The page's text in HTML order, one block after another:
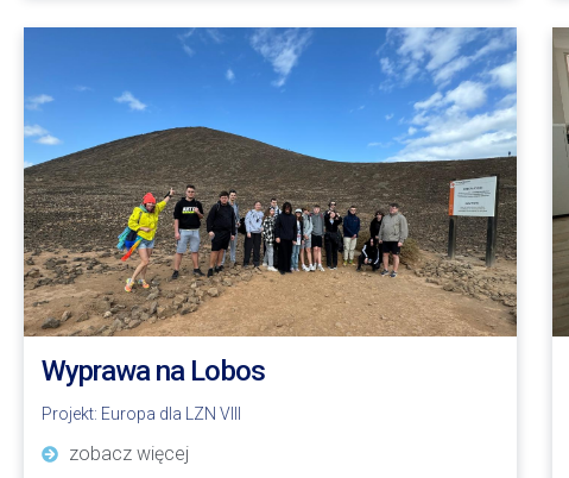
Wyprawa na Lobos
Projekt: Europa dla LZN VIII
zobacz więcej